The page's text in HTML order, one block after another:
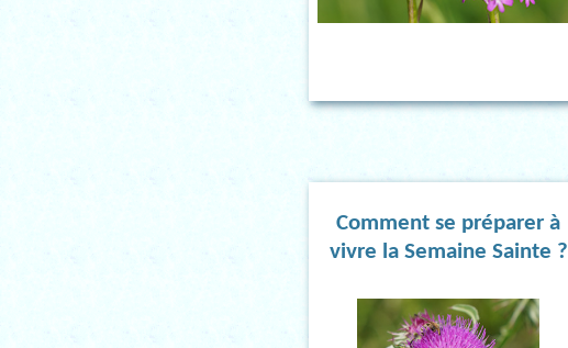
Comment se préparer à
vivre la Semaine Sainte ?